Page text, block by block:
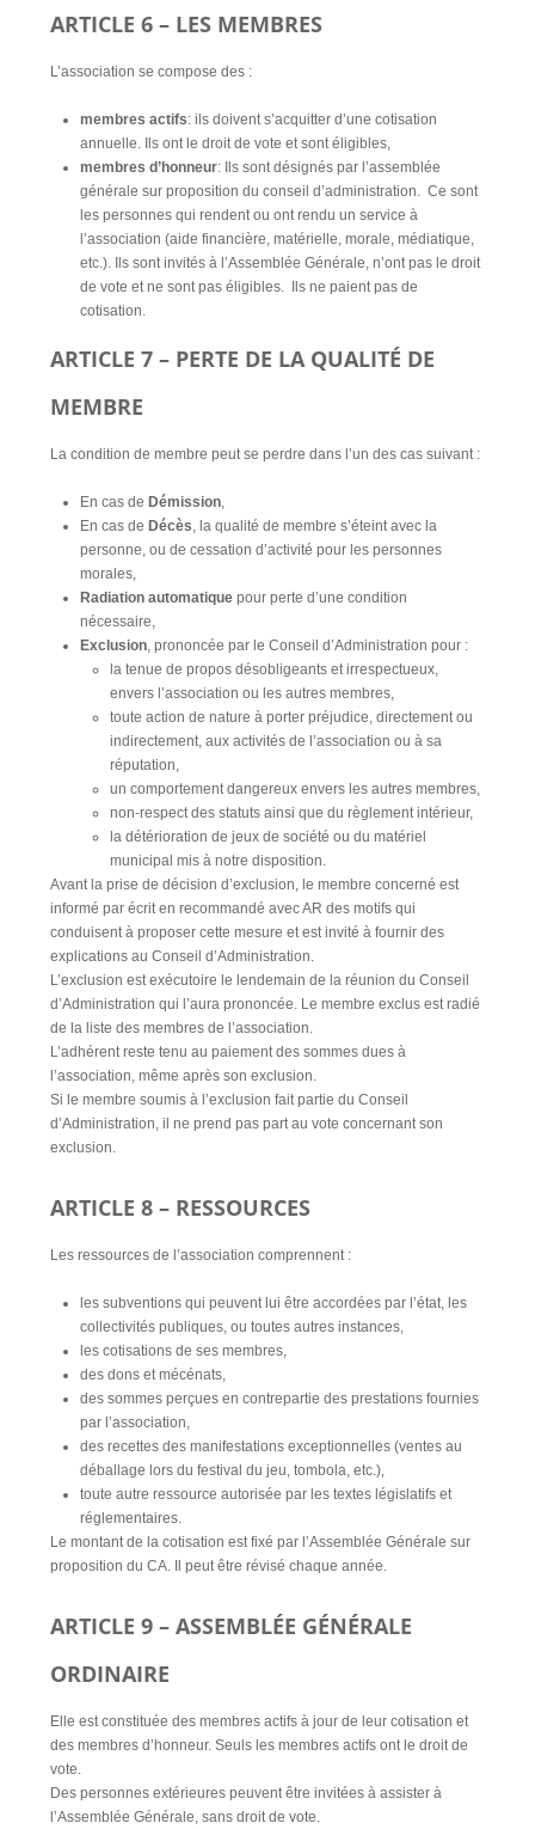
ARTICLE 6 – LES MEMBRES
L’association se compose des :
membres actifs: ils doivent s’acquitter d’une cotisation
annuelle. Ils ont le droit de vote et sont éligibles,
membres d’honneur: Ils sont désignés par l’assemblée
générale sur proposition du conseil d’administration. Ce sont
les personnes qui rendent ou ont rendu un service à
l’association (aide financière, matérielle, morale, médiatique,
etc.). Ils sont invités à l’Assemblée Générale, n’ont pas le droit
de vote et ne sont pas éligibles. Ils ne paient pas de
cotisation.
ARTICLE 7 – PERTE DE LA QUALITÉ DE
MEMBRE
La condition de membre peut se perdre dans l’un des cas suivant :
En cas de Démission
En cas de Décès , la qualité de membre s’éteint avec la
personne, ou de cessation d’activité pour les personnes
morales,
Radiation automatique pour perte d’une condition
nécessaire,
Exclusion , prononcée par le Conseil d’Administration pour :
la tenue de propos désobligeants et irrespectueux,
envers l’association ou les autres membres,
toute action de nature à porter préjudice, directement ou
indirectement, aux activités de l’association ou à sa
réputation,
un comportement dangereux envers les autres membres,
non-respect des statuts ainsi que du règlement intérieur,
la détérioration de jeux de société ou du matériel
municipal mis à notre disposition.
Avant la prise de décision d’exclusion, le membre concerné est
informé par écrit en recommandé avec AR des motifs qui
conduisent à proposer cette mesure et est invité à fournir des
explications au Conseil d’Administration.
L’exclusion est exécutoire le lendemain de la réunion du Conseil
d’Administration qui l’aura prononcée. Le membre exclus est radié
de la liste des membres de l’association.
L’adhérent reste tenu au paiement des sommes dues à
l’association, même après son exclusion.
Si le membre soumis à l’exclusion fait partie du Conseil
d’Administration, il ne prend pas part au vote concernant son
exclusion.
ARTICLE 8 – RESSOURCES
Les ressources de l’association comprennent :
les subventions qui peuvent lui être accordées par l’état, les
collectivités publiques, ou toutes autres instances,
les cotisations de ses membres,
des dons et mécénats,
des sommes perçues en contrepartie des prestations fournies
par l’association,
des recettes des manifestations exceptionnelles (ventes au
déballage lors du festival du jeu, tombola, etc.),
toute autre ressource autorisée par les textes législatifs et
réglementaires.
Le montant de la cotisation est fixé par l’Assemblée Générale sur
proposition du CA. Il peut être révisé chaque année.
ARTICLE 9 – ASSEMBLÉE GÉNÉRALE
ORDINAIRE
Elle est constituée des membres actifs à jour de leur cotisation et
des membres d’honneur. Seuls les membres actifs ont le droit de
vote.
Des personnes extérieures peuvent être invitées à assister à
l’Assemblée Générale, sans droit de vote.